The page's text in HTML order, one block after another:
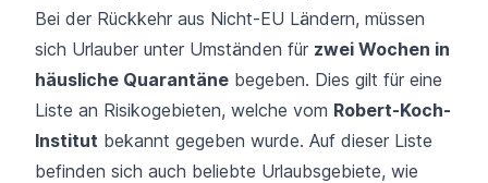
Bei der Rückkehr aus Nicht-EU Ländern, müssen
sich Urlauber unter Umständen für zwei Wochen in
häusliche Quarantäne begeben. Dies gilt für eine
Liste an Risikogebieten, welche vom Robert-Koch-
Institut bekannt gegeben wurde. Auf dieser Liste
befinden sich auch beliebte Urlaubsgebiete, wie